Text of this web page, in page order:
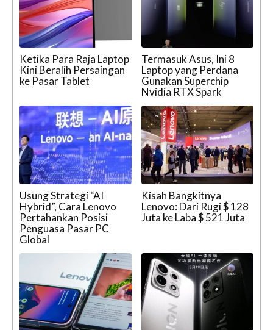
Ketika Para Raja Laptop
Kini Beralih Persaingan
ke Pasar Tablet
Termasuk Asus, Ini 8
Laptop yang Perdana
Gunakan Superchip
Nvidia RTX Spark
Usung Strategi “AI
Hybrid”, Cara Lenovo
Pertahankan Posisi
Penguasa Pasar PC
Global
Kisah Bangkitnya
Lenovo: Dari Rugi $ 128
Juta ke Laba $ 521 Juta